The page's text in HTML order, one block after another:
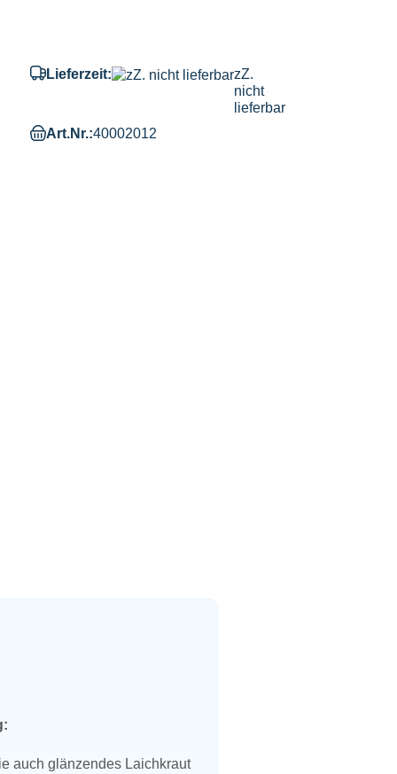
Lieferzeit:
zZ.
nicht
lieferbar
Art.Nr.:40002012
auch glänzendes Laichkraut